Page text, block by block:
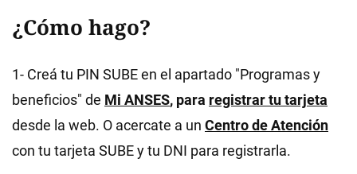
¿Cómo hago?
1- Creá tu PIN SUBE en el apartado "Programas y
beneficios" de Mi ANSES, para registrar tu tarjeta
desde la web. O acercate a un Centro de Atención
con tu tarjeta SUBE y tu DNI para registrarla.